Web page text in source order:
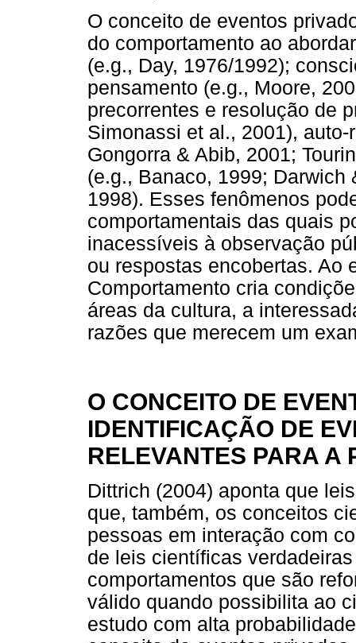
O conceito de eventos
do comportamento ao
(e.g., Day, 1976/1992);
pensamento (e.g., Moore,
precorrentes e resolução de
Simonassi et al., 2001),
Gongorra & Abib, 2001;
(e.g., Banaco, 1999; Darwich
1998). Esses fenômenos
comportamentais das quais
inacessíveis à observação
ou respostas encobertas. Ao
Comportamento cria
áreas da cultura, a
razões que merecem um
O CONCEITO DE
IDENTIFICAÇÃO DE
RELEVANTES PARA A
Dittrich (2004) aponta que
que, também, os conceitos
pessoas em interação com
de leis científicas
comportamentos que são
válido quando possibilita ao
estudo com alta